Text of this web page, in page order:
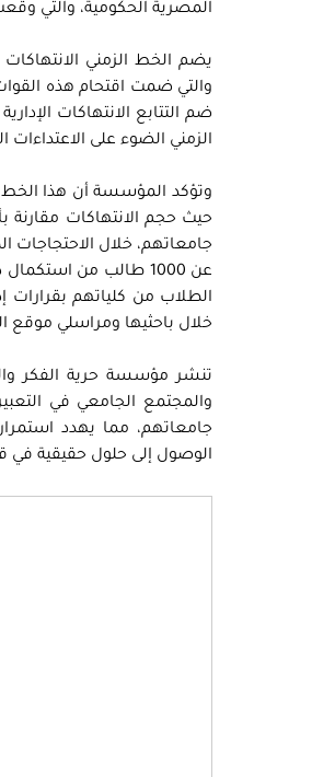
المصرية الحكومية، والتي وقعت خلال
يضم الخط الزمني
والتي ضمت اقتحام هذه
ضم التتابع الانتهاكات
الزمني الضوء على
وتؤكد المؤسسة أن هذا الخط
جامعاتهم، خلال الاحتجاجات
عن 1000 طالب من
الطلاب من كلياتهم بقرارات
خلال باحثيها ومراسلي موقع
تنشر مؤسسة حرية الفكر
والمجتمع الجامعي في
جامعاتهم، مما يهدد
الوصول إلى حلول حقيقية في